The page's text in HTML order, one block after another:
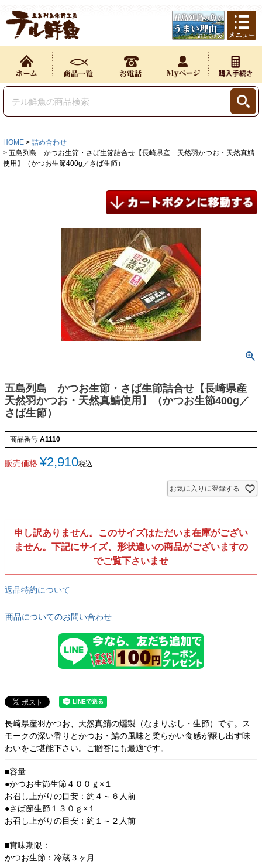
HOME
詰め合わせ
五島列島 かつお生節・さば生節詰合せ【長崎県産 天然羽かつお・天然真鯖
使用】（かつお生節400g／さば生節）
五島列島 かつお生節・さば生節詰合せ【長崎県産
天然羽かつお・天然真鯖使用】（かつお生節400g／
さば生節）
商品番号 A1110
販売価格 ¥2,910税込
お気に入りに登録する
申し訳ありません。このサイズはただいま在庫がござい
ません。下記にサイズ、形状違いの商品がございますの
でご覧下さいませ
返品特約について
商品についてのお問い合わせ
長崎県産羽かつお、天然真鯖の燻製（なまりぶし・生節）です。ス
モークの深い香りとかつお・鯖の風味と柔らかい食感が醸し出す味
わいをご堪能下さい。ご贈答にも最適です。
■容量
●かつお生節生節４００ｇ×１
お召し上がりの目安：約４～６人前
●さば節生節１３０ｇ×１
お召し上がりの目安：約１～２人前
■賞味期限：
かつお生節：冷蔵３ヶ月